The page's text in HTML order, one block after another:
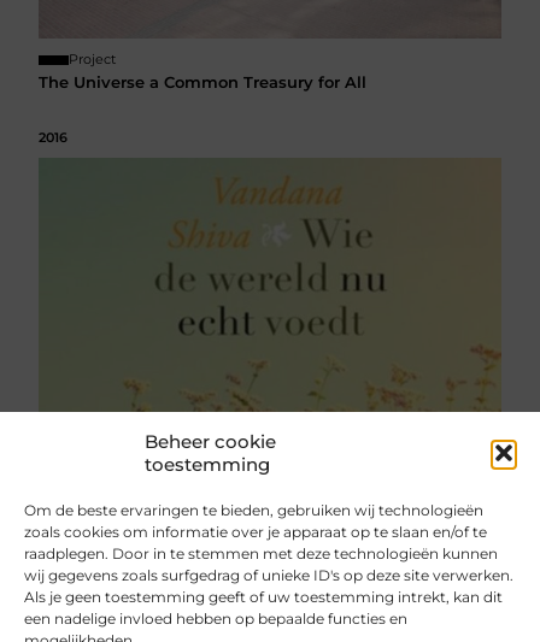
Beheer cookie
toestemming
Om de beste ervaringen te bieden, gebruiken wij technologieën
zoals cookies om informatie over je apparaat op te slaan en/of te
raadplegen. Door in te stemmen met deze technologieën kunnen
wij gegevens zoals surfgedrag of unieke ID's op deze site verwerken.
Als je geen toestemming geeft of uw toestemming intrekt, kan dit
een nadelige invloed hebben op bepaalde functies en
Project
The Universe a Common Treasury for All
2016